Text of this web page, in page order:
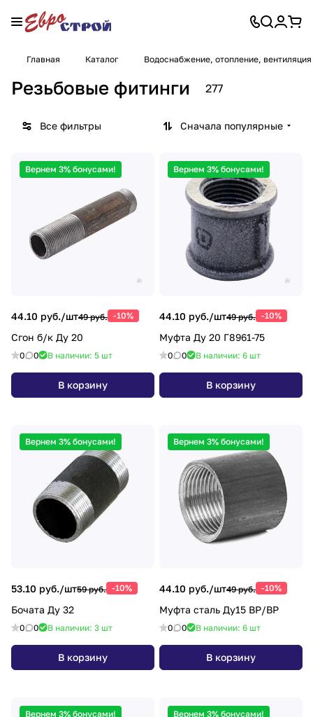
Главная Каталог Водоснабжение, отопление, вентиляция
Резьбовые фитинги 277
Все фильтры Сначала популярные
Вернем 3% бонусами!
44.10 руб./шт49 руб. -10%
Сгон б/к Ду 20
0 0 В наличии: 5 шт
В корзину
Вернем 3% бонусами!
44.10 руб./шт49 руб. -10%
Муфта Ду 20 Г8961-75
0 0 В наличии: 6 шт
В корзину
Вернем 3% бонусами!
53.10 руб./шт59 руб. -10%
Бочата Ду 32
0 0 В наличии: 3 шт
В корзину
Вернем 3% бонусами!
44.10 руб./шт49 руб. -10%
Муфта сталь Ду15 ВР/ВР
0 0 В наличии: 6 шт
В корзину
Вернем 3% бонусами! Вернем 3% бонусами!